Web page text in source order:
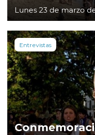
Lunes 23 de marzo
Entrevistas